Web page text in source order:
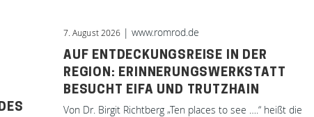
7. August 2026 | www.romrod.de
AUF ENTDECKUNGSREISE IN DER
REGION: ERINNERUNGSWERKSTATT
BESUCHT EIFA UND TRUTZHAIN
Von Dr. Birgit Richtberg „Ten places to see ….“ heißt die